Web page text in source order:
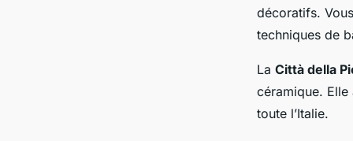
décoratifs.
techniques de
La Città della
céramique.
toute l’Italie.